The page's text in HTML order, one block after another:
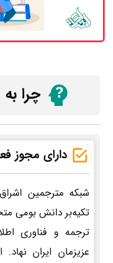
چرا
دارای مجوز
شبکه مترجمین
تکیه‌بر دانش بومی
ترجمه و فناوری
عزیزمان ایران